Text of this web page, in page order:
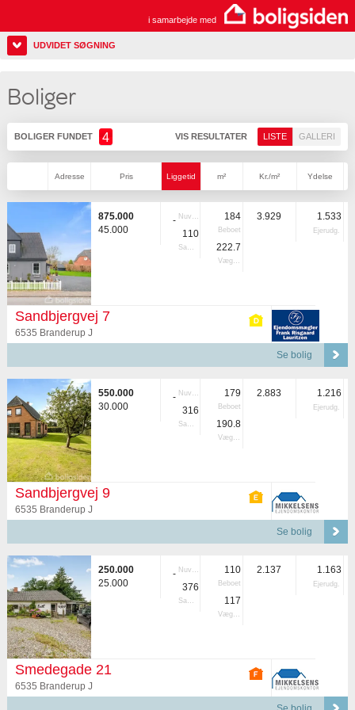
i samarbejde med
UDVIDET SØGNING
Boliger
BOLIGER FUNDET 4 VIS RESULTATER LISTE GALLERI
Adresse Pris Liggetid m² Kr./m² Ydelse
875.000
45.000
- Nuvær.
110
Samlet
184
Beboet
222.7
Vægtet
3.929 1.533
Ejerudg.
Sandbjergvej 7
6535 Branderup J
Se bolig
550.000
30.000
- Nuvær.
316
Samlet
179
Beboet
190.8
Vægtet
2.883 1.216
Ejerudg.
Sandbjergvej 9
6535 Branderup J
Se bolig
250.000
25.000
- Nuvær.
376
Samlet
110
Beboet
117
Vægtet
2.137 1.163
Ejerudg.
Smedegade 21
6535 Branderup J